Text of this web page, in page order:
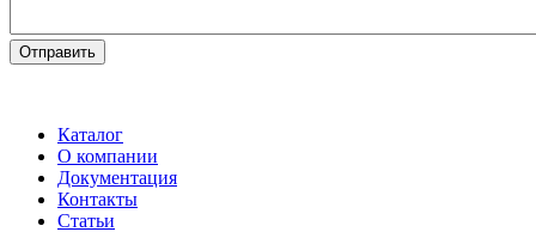
Каталог
О компании
Документация
Контакты
Статьи